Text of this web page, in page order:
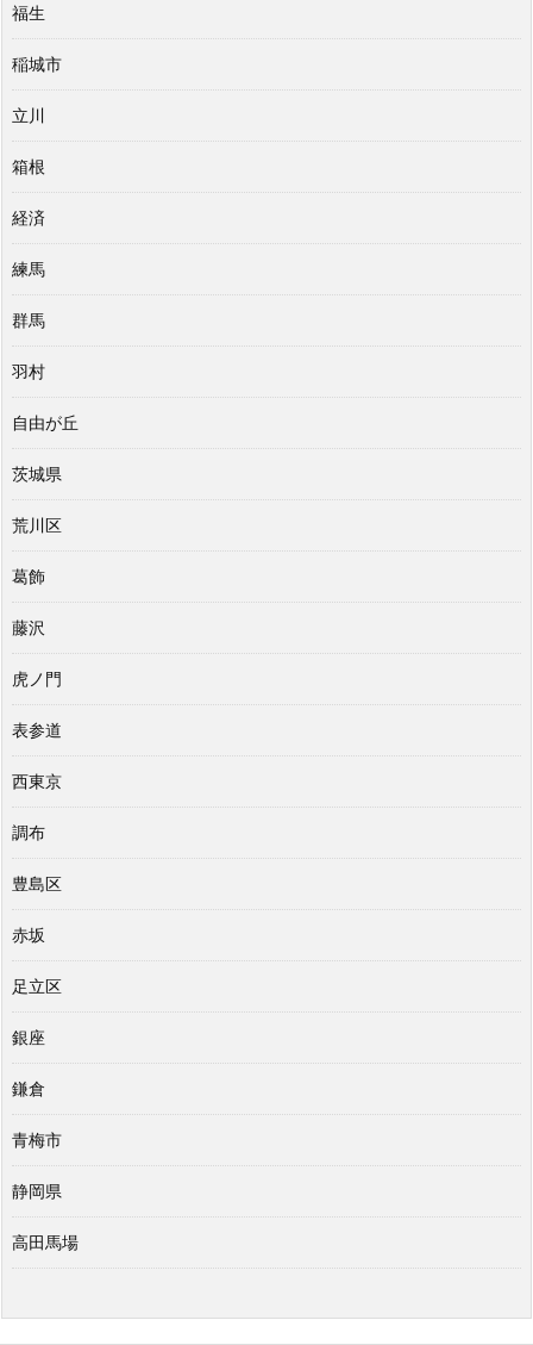
福生
稲城市
立川
箱根
経済
練馬
群馬
羽村
自由が丘
茨城県
荒川区
葛飾
藤沢
虎ノ門
表参道
西東京
調布
豊島区
赤坂
足立区
銀座
鎌倉
青梅市
静岡県
高田馬場